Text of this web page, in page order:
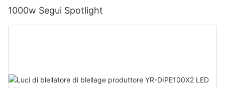
1000w Segui Spotlight